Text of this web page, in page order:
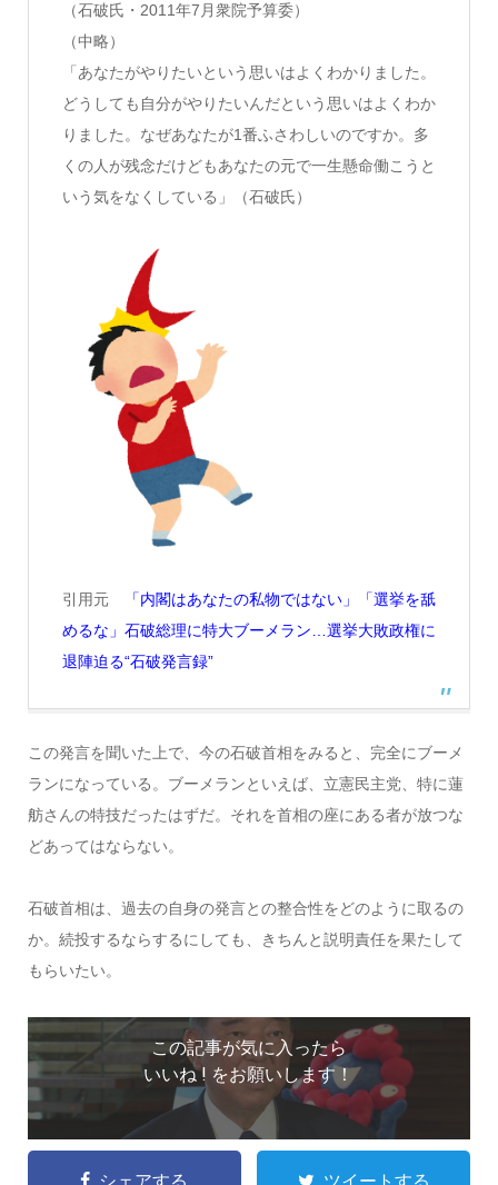
（石破氏・2011年7月衆院予算委）
（中略）
「あなたがやりたいという思いはよくわかりました。
どうしても自分がやりたいんだという思いはよくわか
りました。なぜあなたが1番ふさわしいのですか。多
くの人が残念だけどもあなたの元で一生懸命働こうと
いう気をなくしている」（石破氏）
引用元
「内閣はあなたの私物ではない」「選挙を舐
めるな」石破総理に特大ブーメラン…選挙大敗政権に
退陣迫る“石破発言録”
この発言を聞いた上で、今の石破首相をみると、完全にブーメ
ランになっている。ブーメランといえば、立憲民主党、特に蓮
舫さんの特技だったはずだ。それを首相の座にある者が放つな
どあってはならない。
石破首相は、過去の自身の発言との整合性をどのように取るの
か。続投するならするにしても、きちんと説明責任を果たして
もらいたい。
この記事が気に入ったら
いいね ! をお願いします！